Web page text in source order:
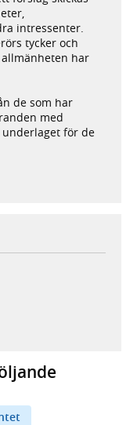
intressenter.
tycker och
har
de som har
med
för de
webbplats,
webbplats,